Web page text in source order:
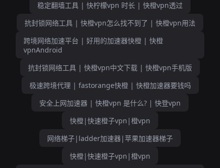
稳定翻墙工具 | 快柠檬vpn 时长 | 快橙vpn透过
抗封锁网络工具 | 快橙vpn怎么找不到了 | 快橙vpn用法
跨境网络加速平台 | 好用的加速器快橙 | 快橙
vpnAndroid
抗封锁网络工具 | 快橙vpn中文下载 | 快橙vpn手机版
极速跨境代理 | fastorange快橙 | 快橙加速器要钱吗
安全上网加速器 | 快橙vpn 是什么? | 快登vpn
快橙|快速橙子vpn|橙vpn
网络梯子|ladder加速器|苹果加速器梯子
快橙|快速橙子vpn|橙vpn